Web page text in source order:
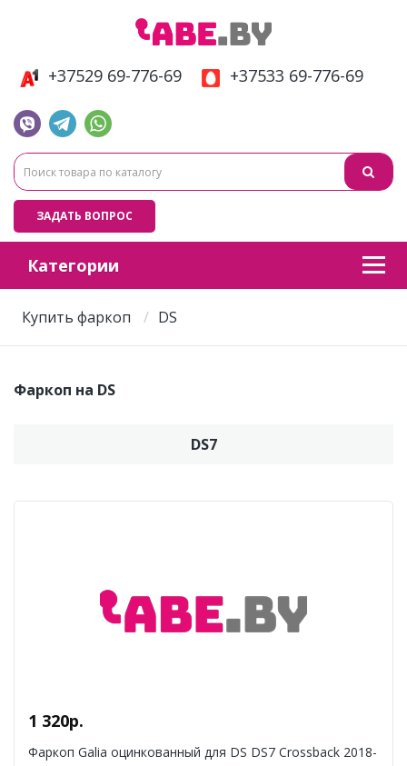
+37529 69-776-69 +37533 69-776-69
ЗАДАТЬ ВОПРОС
Категории
Купить фаркоп DS
Фаркоп на DS
DS7
1 320р.
Фаркоп Galia оцинкованный для DS DS7 Crossback 2018-